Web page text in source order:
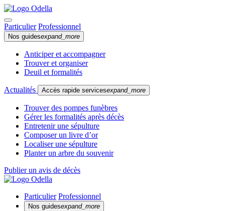
Particulier Professionnel
Nos guidesexpand_more
Anticiper et accompagner
Trouver et organiser
Deuil et formalités
Actualités Accès rapide servicesexpand_more
Trouver des pompes funèbres
Gérer les formalités après décès
Entretenir une sépulture
Composer un livre d’or
Localiser une sépulture
Planter un arbre du souvenir
Publier un avis de décès
Particulier Professionnel
Nos guidesexpand_more